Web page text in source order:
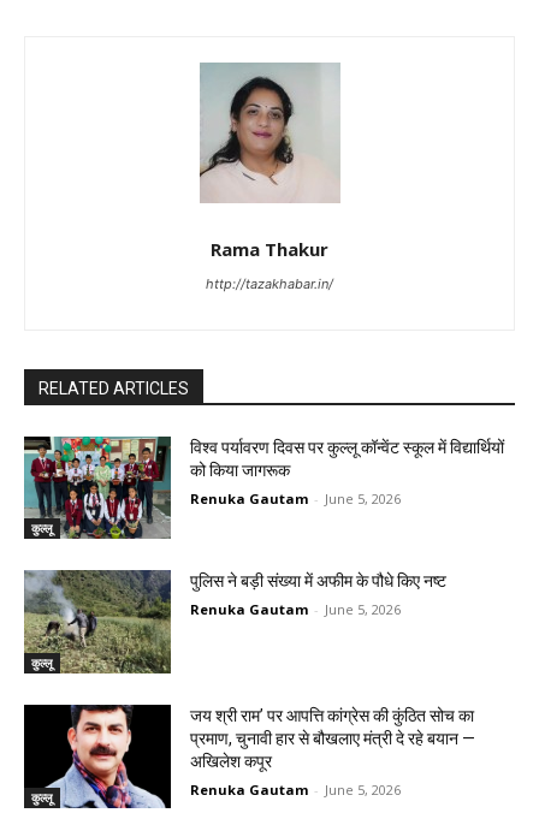
Rama Thakur
http://tazakhabar.in/
RELATED ARTICLES
कुल्लू
विश्व पर्यावरण दिवस पर कुल्लू कॉन्वेंट स्कूल में विद्यार्थियों
को किया जागरूक
Renuka Gautam - June 5, 2026
कुल्लू
पुलिस ने बड़ी संख्या में अफीम के पौधे किए नष्ट
Renuka Gautam - June 5, 2026
कुल्लू
जय श्री राम’ पर आपत्ति कांग्रेस की कुंठित सोच का
प्रमाण, चुनावी हार से बौखलाए मंत्री दे रहे बयान —
अखिलेश कपूर
Renuka Gautam - June 5, 2026